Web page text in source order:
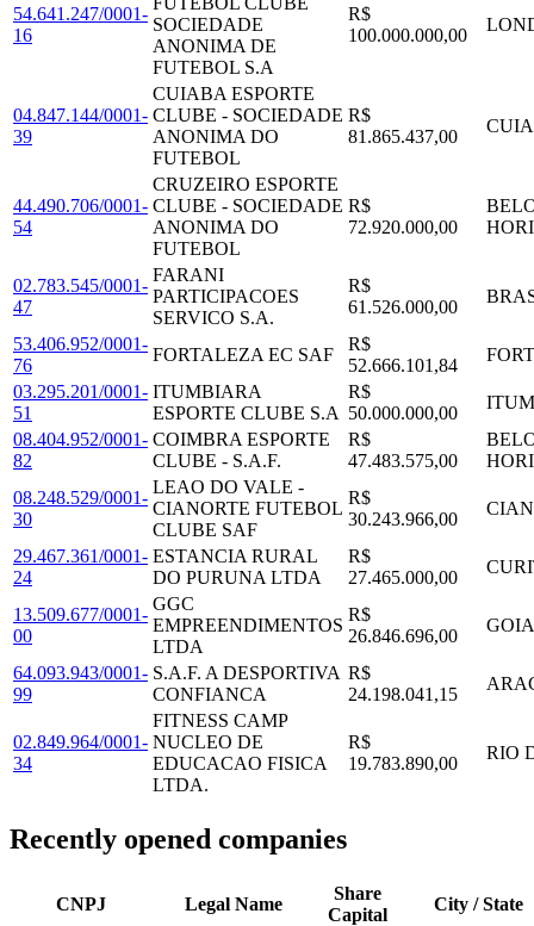
54.641.247/0001-
16
SOCIEDADE
ANONIMA DE
FUTEBOL S.A
R$
100.000.000,00
04.847.144/0001-
39
CUIABA ESPORTE
CLUBE - SOCIEDADE
ANONIMA DO
FUTEBOL
R$
81.865.437,00
44.490.706/0001-
54
CRUZEIRO ESPORTE
CLUBE - SOCIEDADE
ANONIMA DO
FUTEBOL
R$
72.920.000,00
02.783.545/0001-
47
FARANI
PARTICIPACOES
SERVICO S.A.
R$
61.526.000,00
53.406.952/0001-
76
FORTALEZA EC SAF
R$
52.666.101,84
03.295.201/0001-
51
ITUMBIARA
ESPORTE CLUBE S.A
R$
50.000.000,00
08.404.952/0001-
82
COIMBRA ESPORTE
CLUBE - S.A.F.
R$
47.483.575,00
08.248.529/0001-
30
LEAO DO VALE -
CIANORTE FUTEBOL
CLUBE SAF
R$
30.243.966,00
29.467.361/0001-
24
ESTANCIA RURAL
DO PURUNA LTDA
R$
27.465.000,00
13.509.677/0001-
00
GGC
EMPREENDIMENTOS
LTDA
R$
26.846.696,00
64.093.943/0001-
99
S.A.F. A DESPORTIVA
CONFIANCA
R$
24.198.041,15
02.849.964/0001-
34
FITNESS CAMP
NUCLEO DE
EDUCACAO FISICA
LTDA.
R$
19.783.890,00
RIO
Recently opened companies
CNPJ Legal Name
Share
Capital
City / State